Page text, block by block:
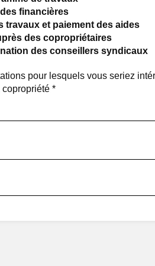
financières
travaux et paiement des aides
des copropriétaires
des conseillers syndicaux
pour lesquels vous seriez
*